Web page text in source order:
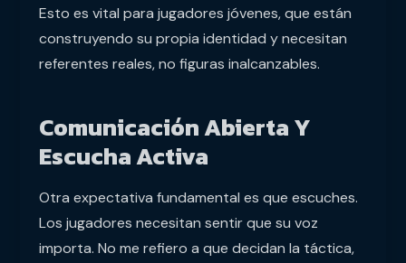
Esto es vital para jugadores jóvenes, que están
construyendo su propia identidad y necesitan
referentes reales, no figuras inalcanzables.
Comunicación Abierta Y
Escucha Activa
Otra expectativa fundamental es que escuches.
Los jugadores necesitan sentir que su voz
importa. No me refiero a que decidan la táctica,